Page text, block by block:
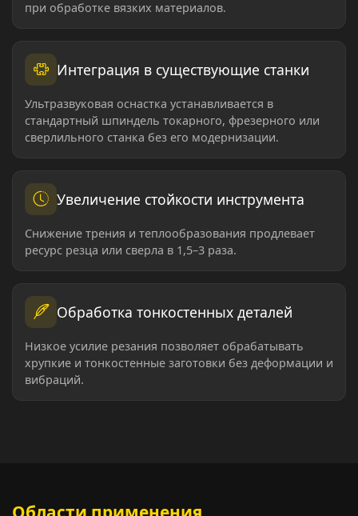
при обработке вязких материалов.
Интеграция в существующие станки
Ультразвуковая оснастка устанавливается в
стандартный шпиндель токарного, фрезерного или
сверлильного станка без его модернизации.
Увеличение стойкости инструмента
Снижение трения и теплообразования продлевает
ресурс резца или сверла в 1,5–3 раза.
Обработка тонкостенных деталей
Низкое усилие резания позволяет обрабатывать
хрупкие и тонкостенные заготовки без деформации и
вибраций.